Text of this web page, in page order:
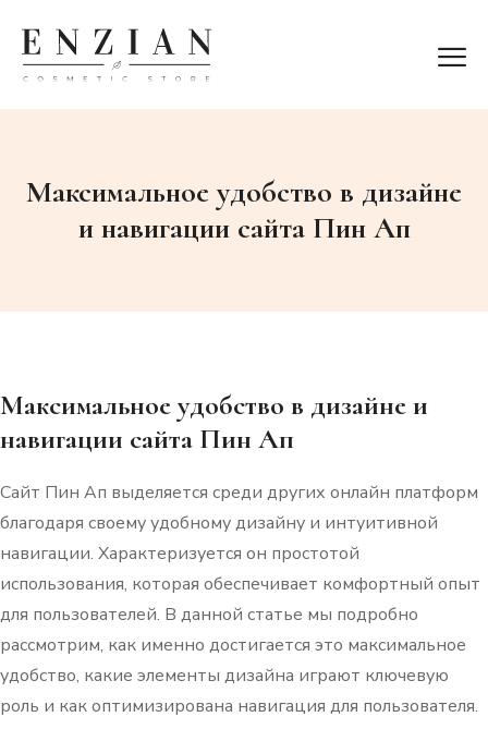
Максимальное удобство в дизайне
и навигации сайта Пин Ап
Максимальное удобство в дизайне и
навигации сайта Пин Ап
Сайт Пин Ап выделяется среди других онлайн платформ
благодаря своему удобному дизайну и интуитивной
навигации. Характеризуется он простотой
использования, которая обеспечивает комфортный опыт
для пользователей. В данной статье мы подробно
рассмотрим, как именно достигается это максимальное
удобство, какие элементы дизайна играют ключевую
роль и как оптимизирована навигация для пользователя.